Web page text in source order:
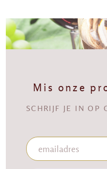
Mis onze
SCHRIJF JE IN OP